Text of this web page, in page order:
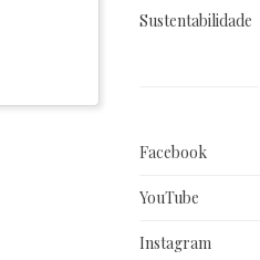
Sustentabilidade
Facebook
YouTube
Instagram